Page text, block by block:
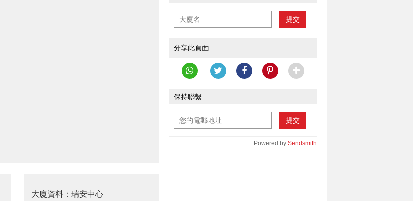
大廈資料：瑞安中心
提交
分享此頁面
保持聯繫
提交
Powered by Sendsmith